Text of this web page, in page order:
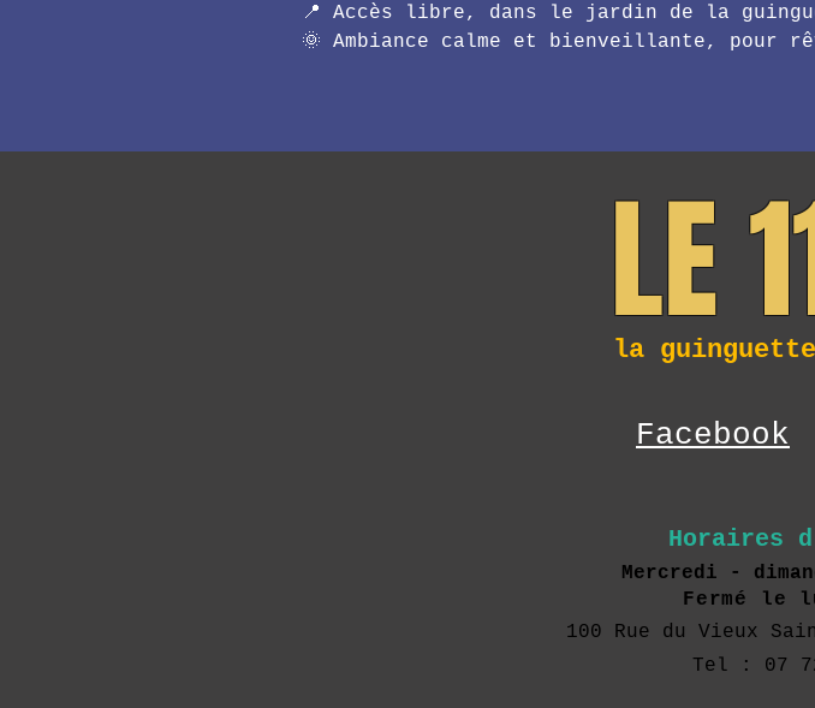
📍 Accès libre, dans le jardin de la
🌞 Ambiance calme et bienveillante, pour
LE
la
Facebook
Horaires
Mercredi -
Fermé le
100 Rue du Vieux
Tel : 07